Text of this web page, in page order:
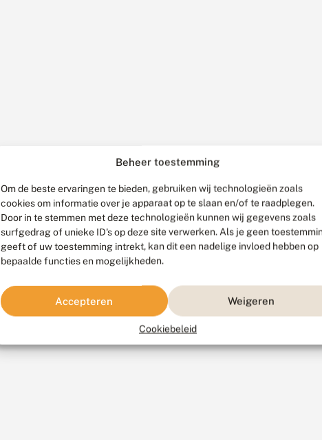
Beheer toestemming
Om de beste ervaringen te bieden, gebruiken wij technologieën zoals
cookies om informatie over je apparaat op te slaan en/of te raadplegen.
Door in te stemmen met deze technologieën kunnen wij gegevens zoals
surfgedrag of unieke ID's op deze site verwerken. Als je geen
geeft of uw toestemming intrekt, kan dit een nadelige invloed hebben op
bepaalde functies en mogelijkheden.
Accepteren Weigeren
Cookiebeleid